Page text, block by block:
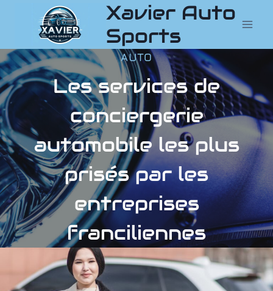
contenu
Xavier Auto
Sports
AUTO
Les services de
conciergerie
automobile les plus
prisés par les
entreprises
franciliennes